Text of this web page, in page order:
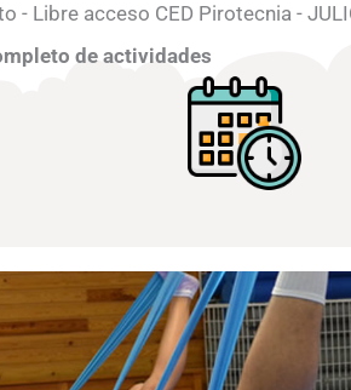
- Libre acceso CED Pirotecnia -
de actividades